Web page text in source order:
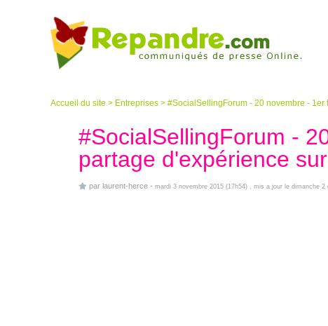
Accueil du site > Entreprises > #SocialSellingForum - 20 novembre - 1er
#SocialSellingForum -
partage d'expérience
par laurent-herce - mardi 3 novembre 2015 (17h54) , mis a jour le dimanche 2